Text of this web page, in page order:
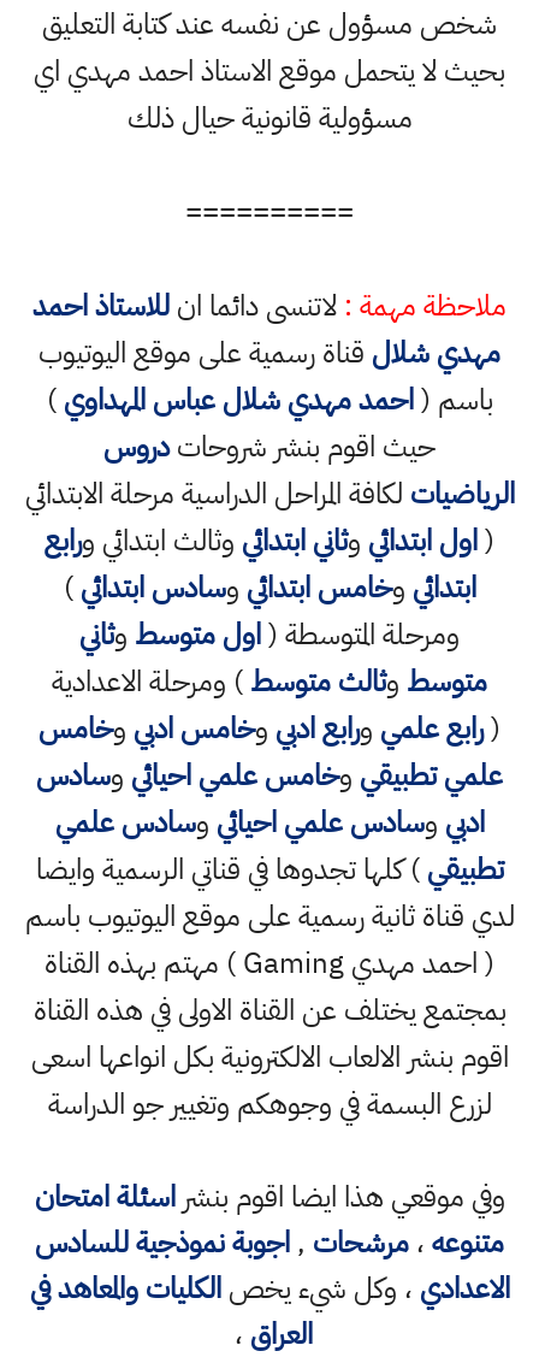
شخص مسؤول عن نفسه عند كتابة التعليق
بحيث لا يتحمل موقع الاستاذ احمد مهدي اي
مسؤولية قانونية حيال ذلك
==========
ملاحظة مهمة : لاتنسى دائما انللاستاذ احمد
مهدي شلال قناة رسمية على موقع اليوتيوب
باسم (احمد مهدي شلال عباس المهداوي)
حيث اقوم بنشر شروحاتدروس
الرياضيات لكافة المراحل الدراسية مرحلة الابتدائي
(اول ابتدائي وثاني ابتدائي وثالث ابتدائي ورابع
ابتدائي وخامس ابتدائي وسادس ابتدائي)
ومرحلة المتوسطة (اول متوسط وثاني
متوسط وثالث متوسط) ومرحلة الاعدادية
(رابع علمي ورابع ادبي وخامس ادبي وخامس
علمي تطبيقي وخامس علمي احيائي وسادس
ادبي وسادس علمي احيائي وسادس علمي
تطبيقي) كلها تجدوها في قناتي الرسمية وايضا
لدي قناة ثانية رسمية على موقع اليوتيوب باسم
( احمد مهدي Gaming ) مهتم بهذه القناة
بمجتمع يختلف عن القناة الاولى في هذه القناة
اقوم بنشر الالعاب الالكترونية بكل انواعها اسعى
لزرع البسمة في وجوهكم وتغيير جو الدراسة
وفي موقعي هذا ايضا اقوم بنشراسئلة امتحان
متنوعه،مرشحات ,اجوبة نموذجية للسادس
الاعدادي ، وكل شيء يخصالكليات والمعاهد في
العراق ،